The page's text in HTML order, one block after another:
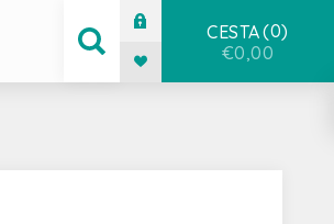
CESTA 0
€0,00